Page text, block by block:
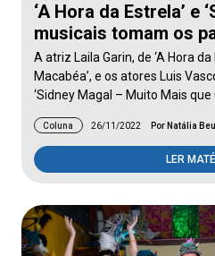
‘A Hora da Estrela’ e
musicais tomam os
A atriz Laila Garin, de ‘A Hora
Macabéa’, e os atores Luis
‘Sidney Magal – Muito Mais que
Coluna 26/11/2022 Por Natália
LER